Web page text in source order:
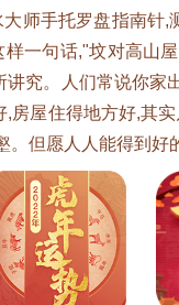
手托罗盘指南针,
一句话,"坟对高山
究。人们常说你家
,房屋住得地方好,其
。但愿人人能得到好